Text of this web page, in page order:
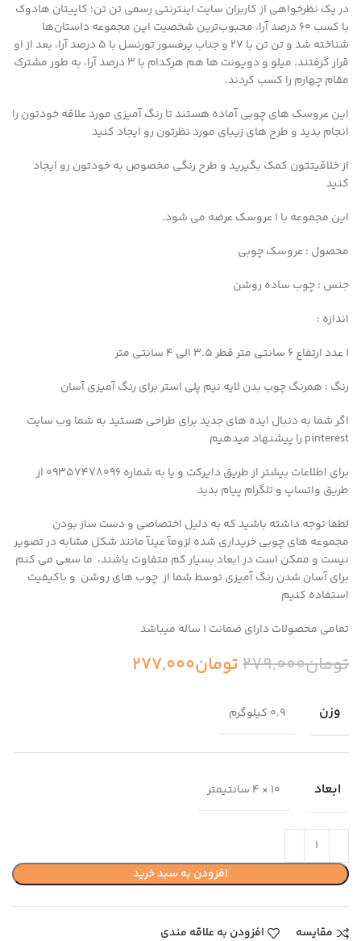
در یک نظرخواهی از کاربران سایت اینترنتی رسمی تن تن؛ کاپیتان هادوک
با کسب ۶۰ درصد آرا، محبوب‌ترین شخصیت این مجموعه داستان‌ها
شناخته شد و تن تن با ۲۷ و جناب پرفسور تورنسل با ۵ درصد آرا، بعد از او
قرار گرفتند. میلو و دوپونت ها هم هرکدام با ۳ درصد آرا، به طور مشترک
مقام چهارم را کسب کردند.
این عروسک های چوبی آماده هستند تا رنگ آمیزی مورد علاقه خودتون را
انجام بدید و طرح های زیبای مورد نظرتون رو ایجاد کنید
از خلاقیتتون کمک بگیرید و طرح رنگی مخصوص به خودتون رو ایجاد
کنید
این مجموعه با ۱ عروسک عرضه می شود.
محصول : عروسک چوبی
جنس : چوب ساده روشن
اندازه :
۱ عدد ارتفاع ۶ سانتی متر قطر 3.5 الی 4 سانتی متر
رنگ : همرنگ چوب بدن لایه نیم پلی استر برای رنگ آمیزی آسان
اگر شما به دنبال ایده های جدید برای طراحی هستید به شما وب سایت
pinterest را پیشنهاد میدهیم
برای اطلاعات بیشتر از طریق دایرکت و یا به شماره 09357478096 از
طریق واتساپ و تلگرام پیام بدید
لطفا توجه داشته باشید که به دلیل اختصاصی و دست ساز بودن
مجموعه های چوبی خریداری شده لزومآ عینآ مانند شکل مشابه در تصویر
نیست و ممکن است در ابعاد بسیار کم متفاوت باشند، ما سعی می کنم
برای آسان شدن رنگ آمیزی توسط شما از چوب های روشن و باکیفیت
استفاده کنیم
تمامی محصولات دارای ضمانت ۱ ساله میباشد
تومان279,000تومان277,000
وزن 0.9 کیلوگرم
ابعاد 10 × 4 سانتیمتر
افزودن به سبد خرید
مقایسه افزودن به علاقه مندی